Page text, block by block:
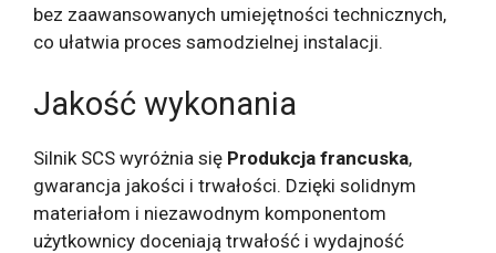
bez zaawansowanych umiejętności technicznych,
co ułatwia proces samodzielnej instalacji.
Jakość wykonania
Silnik SCS wyróżnia się Produkcja francuska,
gwarancja jakości i trwałości. Dzięki solidnym
materiałom i niezawodnym komponentom
użytkownicy doceniają trwałość i wydajność